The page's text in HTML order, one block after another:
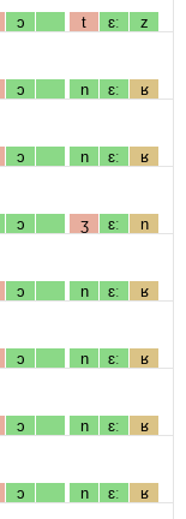
ɔ t ɛː z
ɔ n ɛː ʁ
ɔ n ɛː ʁ
ɔ ʒ ɛː n
ɔ n ɛː ʁ
ɔ n ɛː ʁ
ɔ n ɛː ʁ
ɔ n ɛː ʁ